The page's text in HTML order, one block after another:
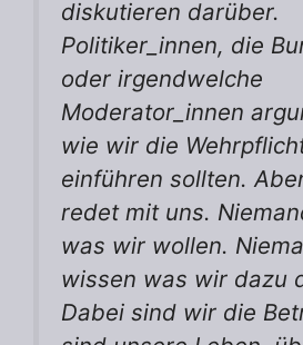
diskutieren darüber.
Politiker_innen, die
oder irgendwelche
Moderator_innen
wie wir die
einführen sollten.
redet mit uns.
was wir wollen.
wissen was wir dazu
Dabei sind wir die